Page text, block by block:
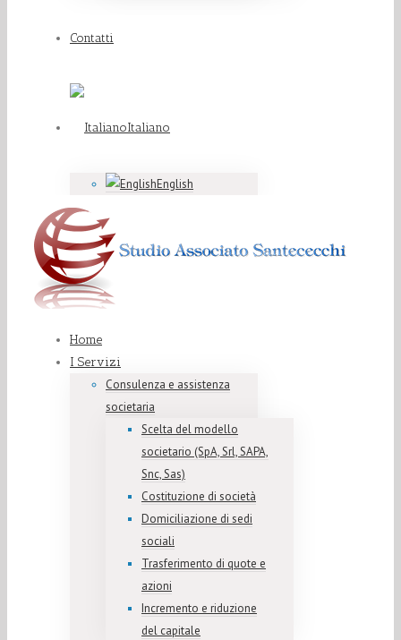
Contatti
Italiano
English
Home
I Servizi
Consulenza e assistenza
societaria
Scelta del modello
societario (SpA, Srl, SAPA,
Snc, Sas)
Costituzione di società
Domiciliazione di sedi
sociali
Trasferimento di quote e
azioni
Incremento e riduzione
del capitale